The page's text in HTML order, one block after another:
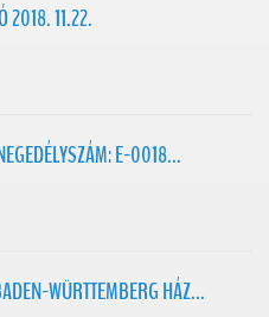
2018. 11.22.
E-0018...
WÜRTTEMBERG HÁZ...